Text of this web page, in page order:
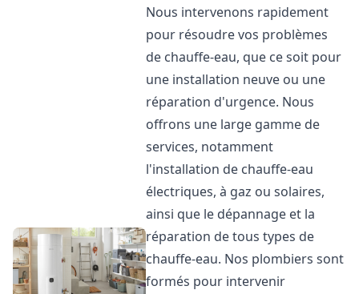
Nous intervenons rapidement
pour résoudre vos problèmes
de chauffe-eau, que ce soit pour
une installation neuve ou une
réparation d'urgence. Nous
offrons une large gamme de
services, notamment
l'installation de chauffe-eau
électriques, à gaz ou solaires,
ainsi que le dépannage et la
réparation de tous types de
chauffe-eau. Nos plombiers sont
formés pour intervenir